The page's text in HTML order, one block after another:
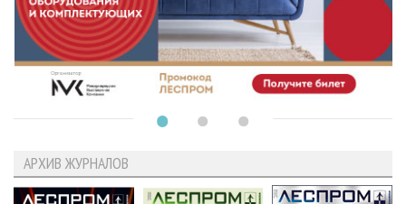
АРХИВ ЖУРНАЛОВ